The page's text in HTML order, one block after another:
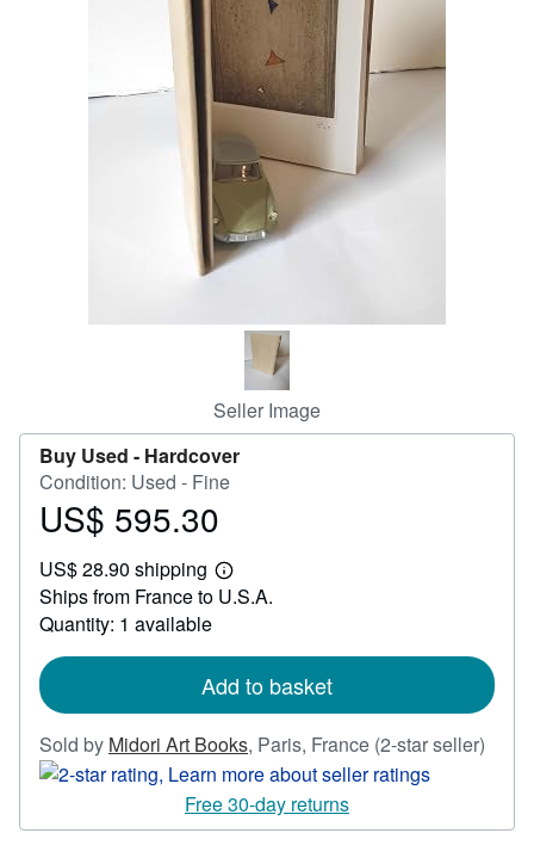
CLOSE
Seller Image
Buy Used - Hardcover
Condition: Used - Fine
Price
595.30
US$ 595.30
US$ 28.90 shipping
Learn
more
Ships from France to U.S.A.
Quantity: 1 available
Add to basket
Sold by Midori Art Books, Paris, France (2-star seller)
out
Free 30-day returns